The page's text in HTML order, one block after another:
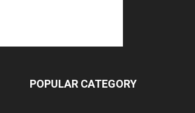
POPULAR CATEGORY